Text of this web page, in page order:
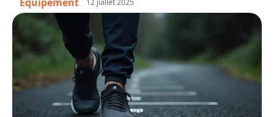
12 juillet 2025